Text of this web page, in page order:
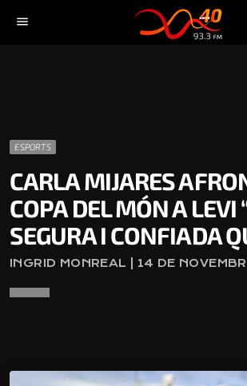
menu
ESPORTS
CARLA MIJARES
COPA DEL MÓN A LEVI
SEGURA I CONFIADA
INGRID MONREAL | 14 DE